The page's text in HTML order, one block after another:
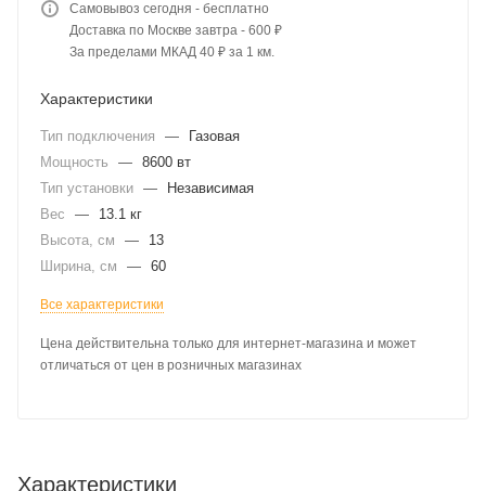
Самовывоз сегодня - бесплатно
Доставка по Москве завтра - 600 ₽
За пределами МКАД 40 ₽ за 1 км.
Характеристики
Тип подключения —
Газовая
Мощность
— 8600 вт
Тип установки —
Независимая
Вес
—
13.1 кг
Высота, см
—
13
Ширина, см
— 60
Все характеристики
Цена действительна только для интернет-магазина и может
отличаться от цен в розничных магазинах
Характеристики